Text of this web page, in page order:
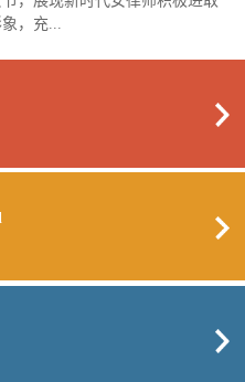
，充...